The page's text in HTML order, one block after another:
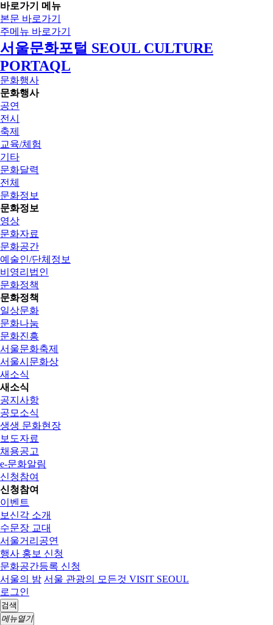
바로가기 메뉴
본문 바로가기
주메뉴 바로가기
서울문화포털 SEOUL CULTURE
PORTAQL
문화행사
문화행사
공연
전시
축제
교육/체험
기타
문화달력
전체
문화정보
문화정보
영상
문화자료
문화공간
예술인/단체정보
비영리법인
문화정책
문화정책
일상문화
문화나눔
문화진흥
서울문화축제
서울시문화상
새소식
새소식
공지사항
공모소식
생생 문화현장
보도자료
채용공고
e-문화알림
신청참여
신청참여
이벤트
보신각 소개
수문장 교대
서울거리공연
행사 홍보 신청
문화공간등록 신청
서울의 밤 서울 관광의 모든것 VISIT SEOUL
로그인
검색
메뉴열기